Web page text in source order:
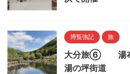
博覧強記 旅
大分旅⑥ 湯布
湯の坪街道